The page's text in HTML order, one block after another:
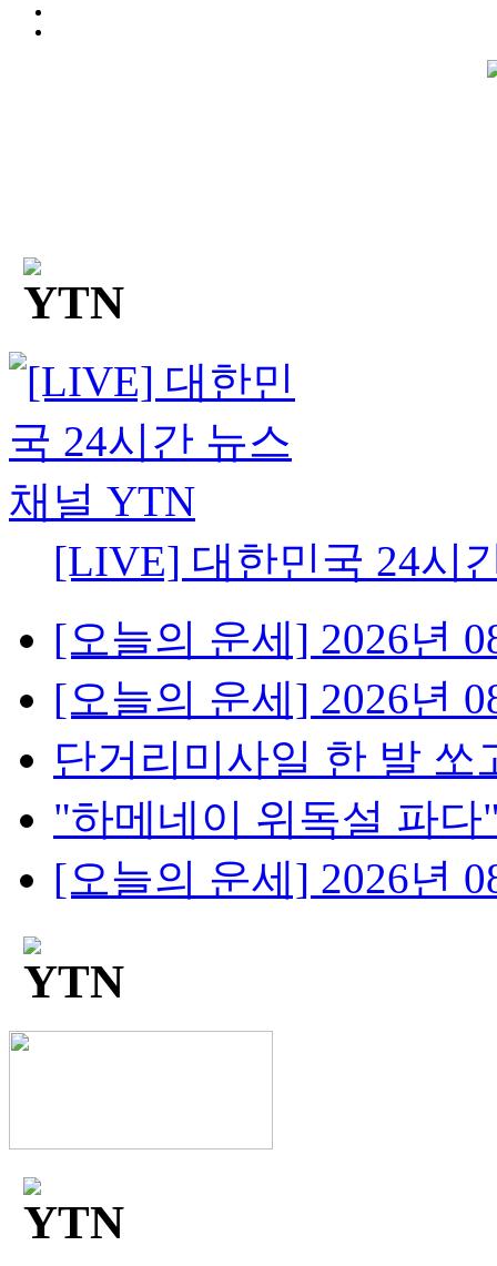
[LIVE] 대한민국 24시
[오늘의 운세] 2026년
[오늘의 운세] 2026년
단거리미사일 한 발 쏘
"하메네이 위독설 파다
[오늘의 운세] 2026년